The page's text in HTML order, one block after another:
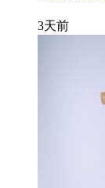
3天前